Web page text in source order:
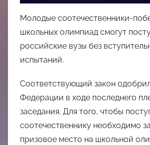
Молодые соотечественники-
школьных олимпиад смогут
российские вузы без
испытаний.
Соответствующий закон
Федерации в ходе последнего
заседания. Для того, чтобы
соотечественнику необходимо
призовое место на школьной